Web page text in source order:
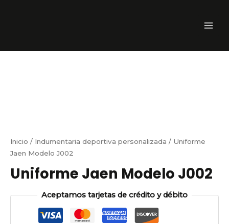
Inicio / Indumentaria deportiva personalizada / Uniforme
Jaen Modelo J002
Uniforme Jaen Modelo J002
Aceptamos tarjetas de crédito y débito